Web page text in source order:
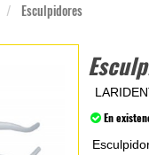
Esculpidores
En